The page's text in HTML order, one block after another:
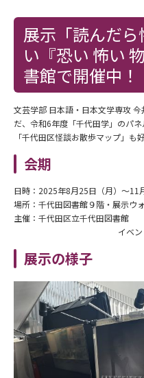
展示「読んだ
い『恐い 怖い
書館で開催中！
文芸学部 日本語・日本文学専攻
だ、令和6年度「千代田学」のパ
「千代田区怪談お散歩マップ」も
会期
日時：2025年8月25日（月）～11
場所：千代田図書館９階・展示ウ
主催：千代田区立千代田図書館
イベ
展示の様子